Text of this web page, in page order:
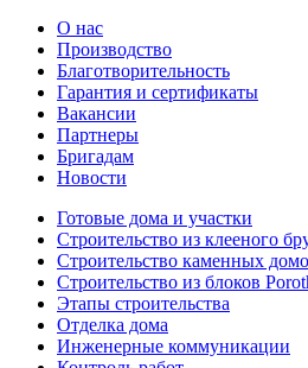
О нас
Производство
Благотворительность
Гарантия и сертификаты
Вакансии
Партнеры
Бригадам
Новости
Готовые дома и участки
Строительство из клееного
Строительство каменных
Строительство из блоков
Этапы строительства
Отделка дома
Инженерные коммуникации